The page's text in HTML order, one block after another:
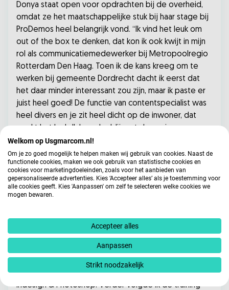
Donya staat open voor opdrachten bij de overheid,
omdat ze het maatschappelijke stuk bij haar stage bij
ProDemos heel belangrijk vond. “Ik vind het leuk om
out of the box te denken, dat kon ik ook kwijt in mijn
rol als communicatiemedewerker bij Metropoolregio
Rotterdam Den Haag. Toen ik de kans kreeg om te
werken bij gemeente Dordrecht dacht ik eerst dat
het daar minder interessant zou zijn, maar ik paste er
juist heel goed! De functie van contentspecialist was
heel divers en je zit heel dicht op de inwoner, dat
maakt het leuk. Ik ben dus blij met deze nieuwe
ervaring. Door in meerdere keukens te kijken, leer ik
om me aan te passen aan nieuwe situaties. In het
Dordrechtse team had ik het zo naar mijn zin, dat ik
zelfs een beetje heimwee heb naar de collega’s daar.
Ik besef echter dat afscheid nemen hoort bij werken
Ontwikkelen in het communicatievak
Sinds ik voor USG MarCom werk kan ik me nog meer
ontwikkelen in het communicatievak. Ik kreeg een
gratis Adobe pakket en kan daardoor aan de slag met
Indesign & Photoshop. Verder volgde ik de training
Welkom op Usgmarcom.nl!
Om je zo goed mogelijk te helpen maken wij gebruik van cookies. Naast de
functionele cookies, maken we ook gebruik van statistische cookies en
cookies voor marketingdoeleinden, zoals voor het aanbieden van
gepersonaliseerde advertenties. Kies ‘Accepteer alles’ als je toestemming voor
alle cookies geeft. Kies 'Aanpassen' om zelf te selecteren welke cookies we
mogen bewaren.
Accepteer alles
Aanpassen
Strikt noodzakelijk